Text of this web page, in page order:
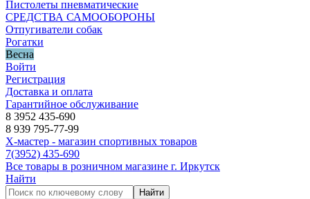
Пистолеты пневматические
СРЕДСТВА САМООБОРОНЫ
Отпугиватели собак
Рогатки
Весна
Войти
Регистрация
Доставка и оплата
Гарантийное обслуживание
8 3952 435-690
8 939 795-77-99
Х-мастер - магазин спортивных товаров
7(3952) 435-690
Все товары в розничном магазине г. Иркутск
Найти
Найти